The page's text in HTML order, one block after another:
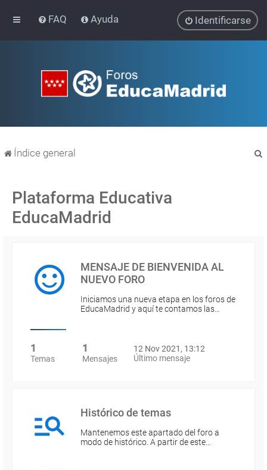
FAQ Ayuda Identificarse
Índice general
Plataforma Educativa
EducaMadrid
MENSAJE DE BIENVENIDA AL
NUEVO FORO
Iniciamos una nueva etapa en los foros de
EducaMadrid y aquí te contamos las…
1
Temas
1
Mensajes
12 Nov 2021, 13:12
Último mensaje
Histórico de temas
Mantenemos este apartado del foro a
modo de histórico. A partir de este…